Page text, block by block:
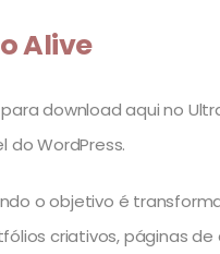
Alive
download aqui no
do WordPress.
o objetivo é
criativos, páginas